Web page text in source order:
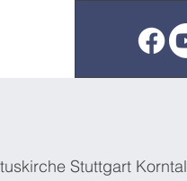
Stuttgart Korntal